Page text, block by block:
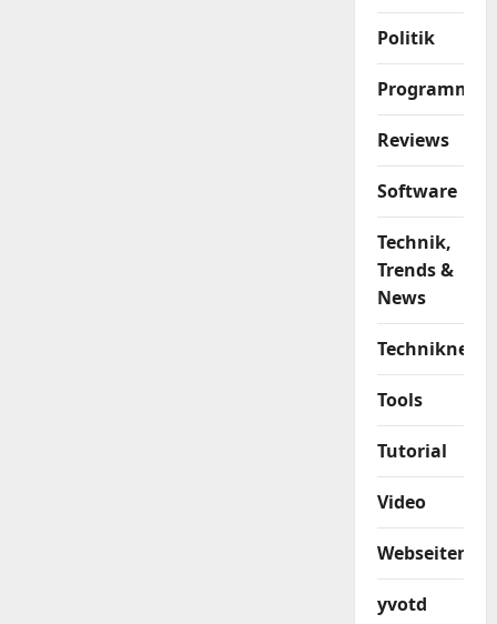
Politik
Reviews
Software
Technik,
Trends &
News
Techniknews
Tools
Tutorial
Video
Webseiten
yvotd